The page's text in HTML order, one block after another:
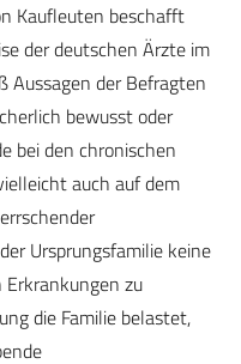
Kaufleuten beschafft
der deutschen Ärzte im
Aussagen der Befragten
bewusst oder
bei den chronischen
auch auf dem
Ursprungsfamilie keine
zu
die Familie belastet,